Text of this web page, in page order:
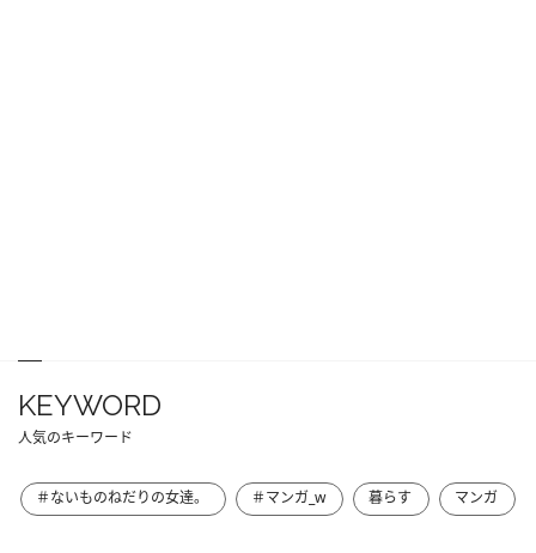
KEYWORD
人気のキーワード
＃ないものねだりの女達。 ＃マンガ_w 暮らす マンガ